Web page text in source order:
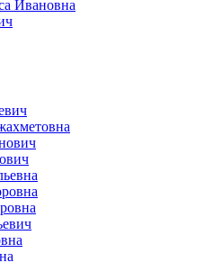
Ивановна